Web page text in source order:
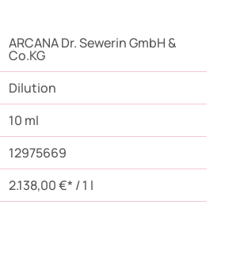
ARCANA Dr. Sewerin GmbH &
Co.KG
Dilution
10 ml
12975669
2.138,00 €* / 1 l